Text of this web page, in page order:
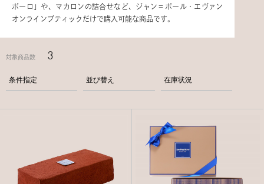
ポーロ」や、マカロンの詰合せなど、ジャン＝ポール・エヴァン
オンラインブティックだけで購入可能な商品です。
対象商品数 3
条件指定 並び替え 在庫状況